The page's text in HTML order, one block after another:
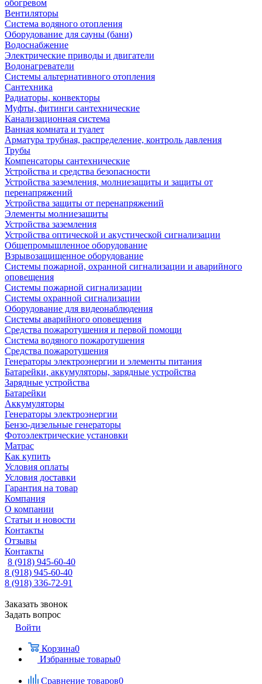
обогревом
Вентиляторы
Система водяного отопления
Оборудование для сауны (бани)
Водоснабжение
Электрические приводы и двигатели
Водонагреватели
Системы альтернативного отопления
Сантехника
Радиаторы, конвекторы
Муфты, фитинги сантехнические
Канализационная система
Ванная комната и туалет
Арматура трубная, распределение, контроль давления
Трубы
Компенсаторы сантехнические
Устройства и средства безопасности
Устройства заземления, молниезащиты и защиты от
перенапряжений
Устройства защиты от перенапряжений
Элементы молниезащиты
Устройства заземления
Устройства оптической и акустической сигнализации
Общепромышленное оборудование
Взрывозащищенное оборудование
Системы пожарной, охранной сигнализации и аварийного
оповещения
Системы пожарной сигнализации
Системы охранной сигнализации
Оборудование для видеонаблюдения
Системы аварийного оповещения
Средства пожаротушения и первой помощи
Система водяного пожаротушения
Средства пожаротушения
Генераторы электроэнергии и элементы питания
Батарейки, аккумуляторы, зарядные устройства
Зарядные устройства
Батарейки
Аккумуляторы
Генераторы электроэнергии
Бензо-дизельные генераторы
Фотоэлектрические установки
Матрас
Как купить
Условия оплаты
Условия доставки
Гарантия на товар
Компания
О компании
Статьи и новости
Контакты
Отзывы
Контакты
8 (918) 945-60-40
8 (918) 945-60-40
8 (918) 336-72-91
Заказать звонок
Задать вопрос
Войти
Корзина0
Избранные товары0
Сравнение товаров0